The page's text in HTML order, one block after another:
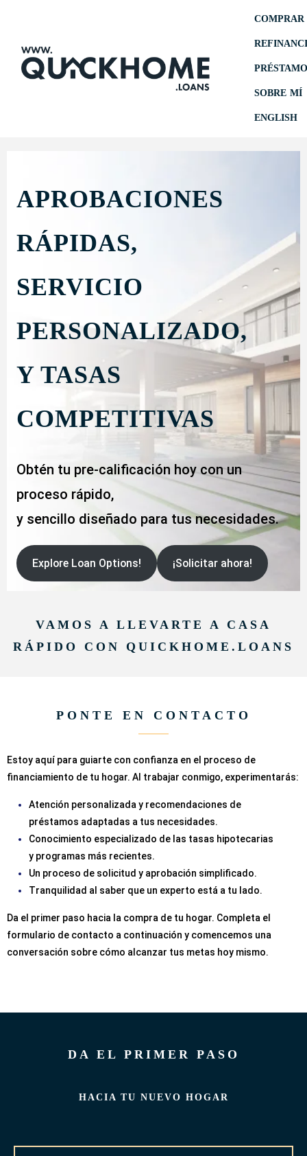
COMPRAR
SOBRE MÍ
ENGLISH
APROBACIONES
RÁPIDAS,
SERVICIO
PERSONALIZADO,
Y TASAS
COMPETITIVAS
Obtén tu pre-calificación hoy con un
proceso rápido,
y sencillo diseñado para tus necesidades.
Explore Loan Options! ¡Solicitar ahora!
VAMOS A LLEVARTE A CASA
RÁPIDO CON QUICKHOME.LOANS
PONTE EN CONTACTO
Estoy aquí para guiarte con confianza en el proceso de
financiamiento de tu hogar. Al trabajar conmigo, experimentarás:
Atención personalizada y recomendaciones de
préstamos adaptadas a tus necesidades.
Conocimiento especializado de las tasas hipotecarias
y programas más recientes.
Un proceso de solicitud y aprobación simplificado.
Tranquilidad al saber que un experto está a tu lado.
Da el primer paso hacia la compra de tu hogar. Completa el
formulario de contacto a continuación y comencemos una
conversación sobre cómo alcanzar tus metas hoy mismo.
DA EL PRIMER PASO
HACIA TU NUEVO HOGAR